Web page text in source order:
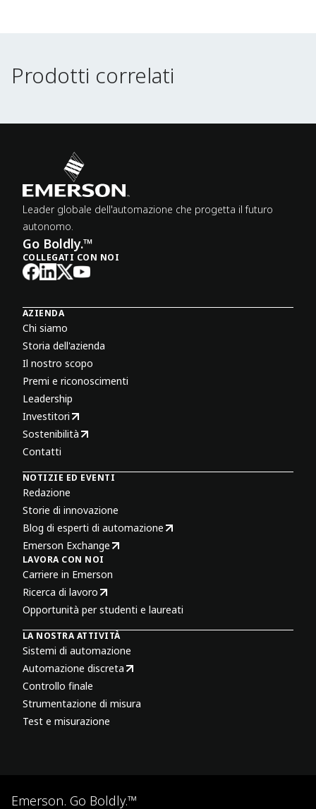
Prodotti correlati
Prodotti correlati
Leader globale dell'automazione che progetta il futuro
autonomo.
Go Boldly.™
COLLEGATI CON NOI
AZIENDA
Chi siamo
Storia dell'azienda
Il nostro scopo
Premi e riconoscimenti
Leadership
Investitori
Sostenibilità
Contatti
NOTIZIE ED EVENTI
Redazione
Storie di innovazione
Blog di esperti di automazione
Emerson Exchange
LAVORA CON NOI
Carriere in Emerson
Ricerca di lavoro
Opportunità per studenti e laureati
LA NOSTRA ATTIVITÀ
Sistemi di automazione
Automazione discreta
Controllo finale
Strumentazione di misura
Test e misurazione
Emerson. Go Boldly.™